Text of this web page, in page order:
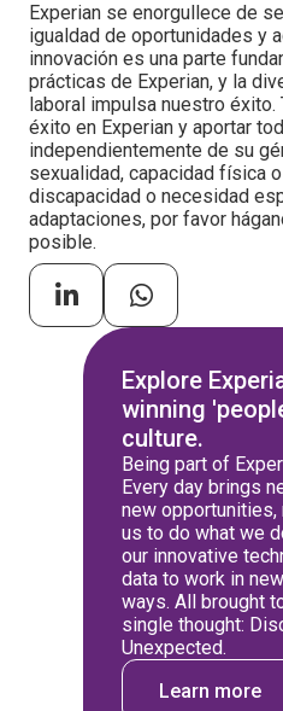
Experian se enorgullece de
igualdad de oportunidades y
innovación es una parte
prácticas de Experian, y la
laboral impulsa nuestro
éxito en Experian y aportar
independientemente de su
sexualidad, capacidad física
discapacidad o necesidad
adaptaciones, por favor
posible.
Explore
winning
culture.
Being part of
Every day brings
new
us to do what we
our innovative
data to work in
ways. All brought
single thought:
Unexpected.
Learn more